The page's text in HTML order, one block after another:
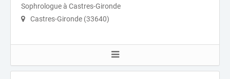
Sophrologue à Castres-Gironde
Castres-Gironde (33640)